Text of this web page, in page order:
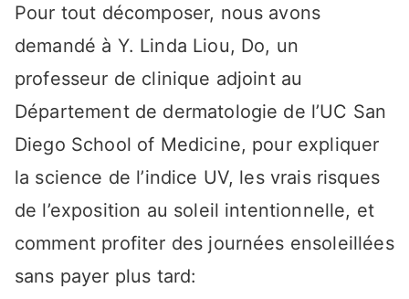
Pour tout décomposer, nous avons
demandé à Y. Linda Liou, Do, un
professeur de clinique adjoint au
Département de dermatologie de l’UC San
Diego School of Medicine, pour expliquer
la science de l’indice UV, les vrais risques
de l’exposition au soleil intentionnelle, et
comment profiter des journées ensoleillées
sans payer plus tard: